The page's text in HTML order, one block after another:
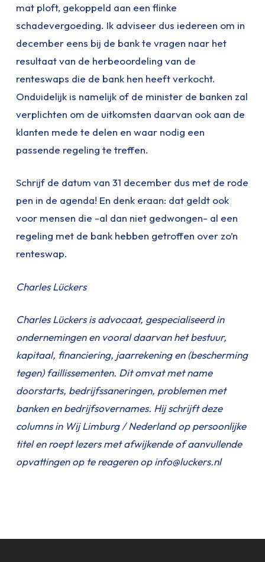
mat ploft, gekoppeld aan een flinke
schadevergoeding. Ik adviseer dus iedereen om in
december eens bij de bank te vragen naar het
resultaat van de herbeoordeling van de
renteswaps die de bank hen heeft verkocht.
Onduidelijk is namelijk of de minister de banken zal
verplichten om de uitkomsten daarvan ook aan de
klanten mede te delen en waar nodig een
passende regeling te treffen.
Schrijf de datum van 31 december dus met de rode
pen in de agenda! En denk eraan: dat geldt ook
voor mensen die -al dan niet gedwongen- al een
regeling met de bank hebben getroffen over zo’n
renteswap.
Charles Lückers
Charles Lückers is advocaat, gespecialiseerd in
ondernemingen en vooral daarvan het bestuur,
kapitaal, financiering, jaarrekening en (bescherming
tegen) faillissementen. Dit omvat met name
doorstarts, bedrijfssaneringen, problemen met
banken en bedrijfsovernames. Hij schrijft deze
columns in Wij Limburg / Nederland op persoonlijke
titel en roept lezers met afwijkende of aanvullende
opvattingen op te reageren op info@luckers.nl